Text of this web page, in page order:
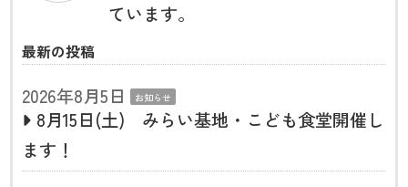
ています。
最新の投稿
2026年8月5日 お知らせ
8月15日(土) みらい基地・こども食堂開催し
ます！